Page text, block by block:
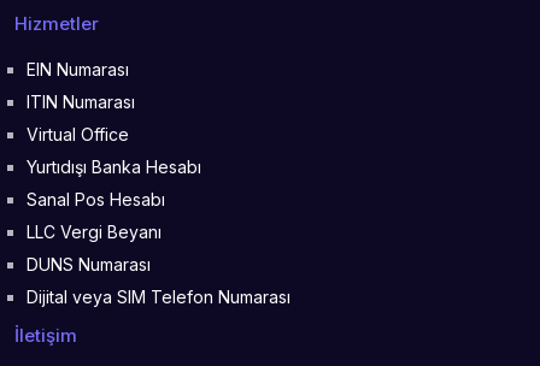
Hizmetler
EIN Numarası
ITIN Numarası
Virtual Office
Yurtıdışı Banka Hesabı
Sanal Pos Hesabı
LLC Vergi Beyanı
DUNS Numarası
Dijital veya SIM Telefon Numarası
İletişim